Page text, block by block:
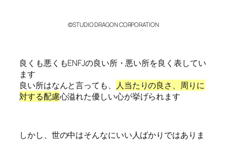
©STUDIO DRAGON CORPORATION
良くも悪くもENFJの良い所・悪い所を良く表してい
ます
良い所はなんと言っても、 人当たりの良さ、周りに
対する配慮心溢れた優しい心が挙げられます
しかし、世の中はそんなにいい人ばかりではありま